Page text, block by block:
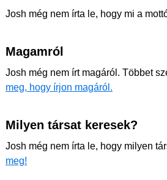
Josh még nem írta le, hogy mi a
Magamról
Josh még nem írt magáról. Többet
meg, hogy írjon magáról.
Milyen társat keresek?
Josh még nem írta le, hogy milyen
meg!